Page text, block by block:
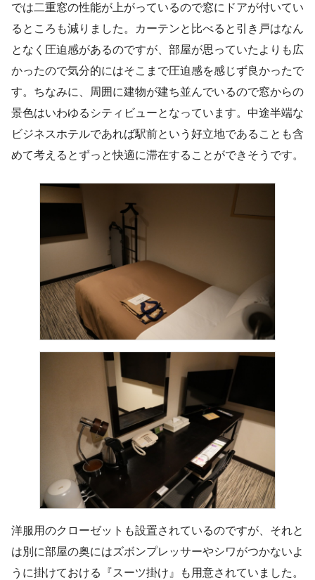
では二重窓の性能が上がっているので窓にドアが付いてい
るところも減りました。カーテンと比べると引き戸はなん
となく圧迫感があるのですが、部屋が思っていたよりも広
かったので気分的にはそこまで圧迫感を感じず良かったで
す。ちなみに、周囲に建物が建ち並んでいるので窓からの
景色はいわゆるシティビューとなっています。中途半端な
ビジネスホテルであれば駅前という好立地であることも含
めて考えるとずっと快適に滞在することができそうです。
洋服用のクローゼットも設置されているのですが、それと
は別に部屋の奥にはズボンプレッサーやシワがつかないよ
うに掛けておける『スーツ掛け』も用意されていました。